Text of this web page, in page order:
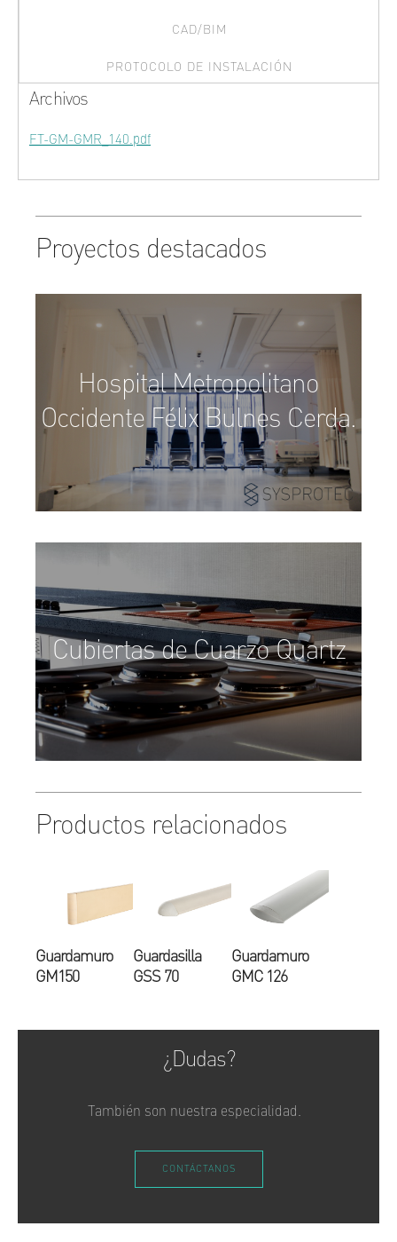
CAD/BIM
PROTOCOLO DE INSTALACIÓN
Archivos
FT-GM-GMR_140.pdf
Proyectos destacados
Hospital Metropolitano
Occidente Félix Bulnes Cerda.
Cubiertas de Cuarzo Quartz
Productos relacionados
Guardamuro
GM150
Guardasilla
GSS 70
Guardamuro
GMC 126
¿Dudas?
También son nuestra especialidad.
CONTÁCTANOS